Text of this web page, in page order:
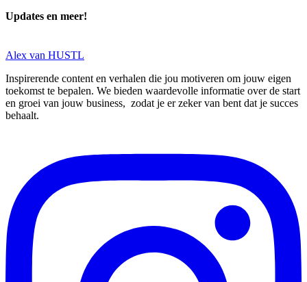
Updates en meer!
Alex van HUSTL
Inspirerende content en verhalen die jou motiveren om jouw eigen
toekomst te bepalen. We bieden waardevolle informatie over de start
en groei van jouw business, zodat je er zeker van bent dat je succes
behaalt.